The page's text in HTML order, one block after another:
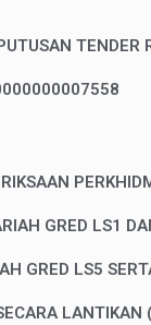
TENDER
GRED LS1
GRED LS5
LANTIKAN